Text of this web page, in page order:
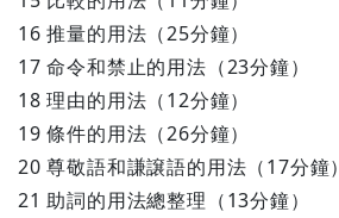
16 推量的用法（25分鐘）
17 命令和禁止的用法（23分鐘）
18 理由的用法（12分鐘）
19 條件的用法（26分鐘）
20 尊敬語和謙譲語的用法（17分鐘）
21 助詞的用法總整理（13分鐘）